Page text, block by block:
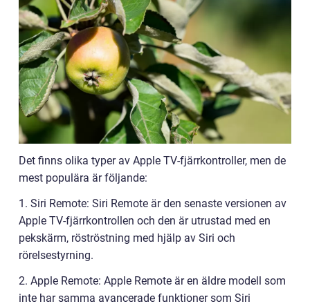
Det finns olika typer av Apple TV-fjärrkontroller, men de
mest populära är följande:
1. Siri Remote: Siri Remote är den senaste versionen av
Apple TV-fjärrkontrollen och den är utrustad med en
pekskärm, röströstning med hjälp av Siri och
rörelsestyrning.
2. Apple Remote: Apple Remote är en äldre modell som
inte har samma avancerade funktioner som Siri